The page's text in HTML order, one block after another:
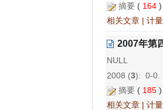
摘要 ( 164
相关文章 | 计
2007年第
NULL
2008 (3): 0-0.
摘要 ( 185
相关文章 | 计